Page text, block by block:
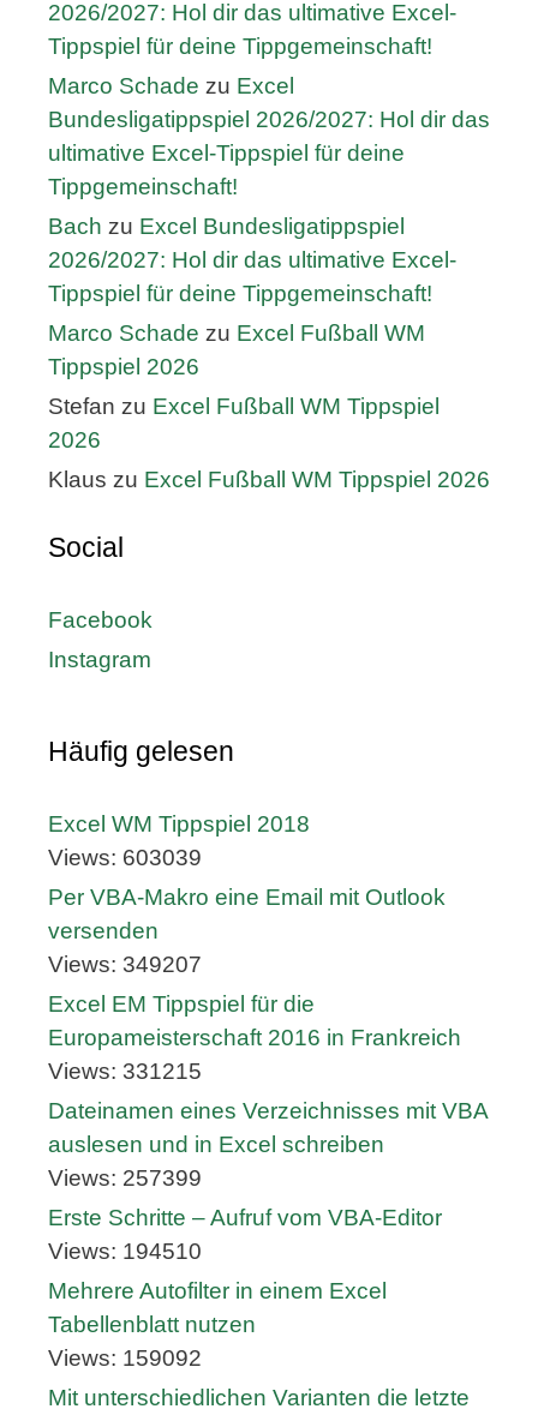
2026/2027: Hol dir das ultimative Excel-
Tippspiel für deine Tippgemeinschaft!
Marco Schade zu Excel
Bundesligatippspiel 2026/2027: Hol dir das
ultimative Excel-Tippspiel für deine
Tippgemeinschaft!
Bach zu Excel Bundesligatippspiel
2026/2027: Hol dir das ultimative Excel-
Tippspiel für deine Tippgemeinschaft!
Marco Schade zu Excel Fußball WM
Tippspiel 2026
Stefan zu Excel Fußball WM Tippspiel
2026
Klaus zu Excel Fußball WM Tippspiel 2026
Social
Facebook
Instagram
Häufig gelesen
Excel WM Tippspiel 2018
Views: 603039
Per VBA-Makro eine Email mit Outlook
versenden
Views: 349207
Excel EM Tippspiel für die
Europameisterschaft 2016 in Frankreich
Views: 331215
Dateinamen eines Verzeichnisses mit VBA
auslesen und in Excel schreiben
Views: 257399
Erste Schritte – Aufruf vom VBA-Editor
Views: 194510
Mehrere Autofilter in einem Excel
Tabellenblatt nutzen
Views: 159092
Mit unterschiedlichen Varianten die letzte